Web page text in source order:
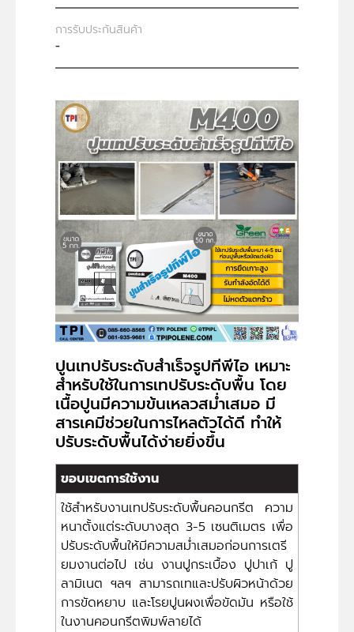
การรับประกันสินค้า
-
ปูนเทปรับระดับสำเร็จรูปทีพีไอ เหมาะ
สำหรับใช้ในการเทปรับระดับพื้น โดย
เนื้อปูนมีความข้นเหลวสม่ำเสมอ มี
สารเคมีช่วยในการไหลตัวได้ดี ทำให้
ปรับระดับพื้นได้ง่ายยิ่งขึ้น
ขอบเขตการใช้งาน
ใช้สำหรับงานเทปรับระดับพื้นคอนกรีต ความ
หนาตั้งแต่ระดับบางสุด 3-5 เซนติเมตร เพื่อ
ปรับระดับพื้นให้มีความสม่ำเสมอก่อนการเตรี
ยมงานต่อไป เช่น งานปูกระเบื้อง ปูปาเก้ ปู
ลามิเนต ฯลฯ สามารถเทและปรับผิวหน้าด้วย
การขัดหยาบ และโรยปูนผงเพื่อขัดมัน หรือใช้
ในงานคอนกรีตพิมพ์ลายได้